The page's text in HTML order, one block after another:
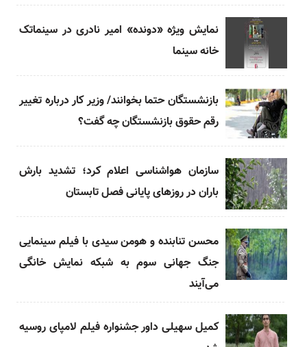
نمایش ویژه «دونده» امیر نادری در سینماتک
خانه سینما
بازنشستگان حتما بخوانند/ وزیر کار درباره تغییر
رقم حقوق بازنشستگان چه گفت؟
سازمان هواشناسی اعلام کرد؛ تشدید بارش‌
باران در روزهای پایانی فصل تابستان
محسن تنابنده و هومن سیدی با فیلم سینمایی
جنگ جهانی سوم به شبکه نمایش خانگی
می‌آیند
کمیل سهیلی داور جشنواره فیلم لامپای روسیه